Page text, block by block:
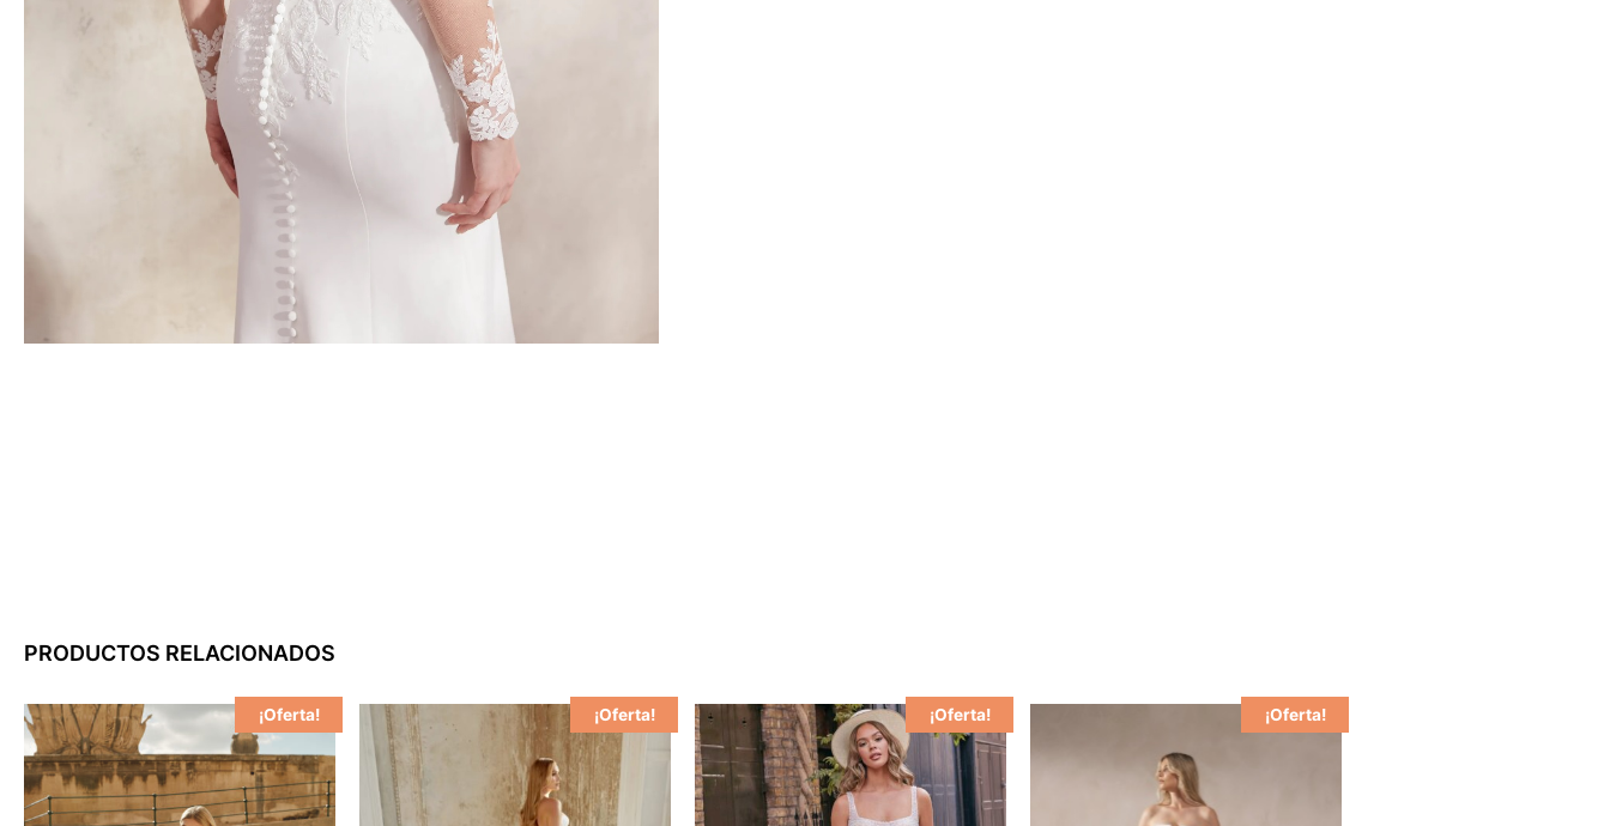
PRODUCTOS RELACIONADOS
¡Oferta! ¡Oferta! ¡Oferta! ¡Oferta!